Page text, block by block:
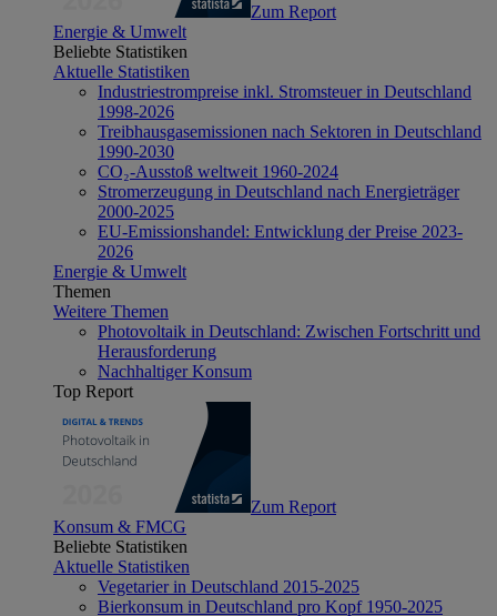
Zum Report
Energie & Umwelt
Beliebte Statistiken
Aktuelle Statistiken
Industriestrompreise inkl. Stromsteuer in Deutschland
1998-2026
Treibhausgasemissionen nach Sektoren in Deutschland
1990-2030
CO₂-Ausstoß weltweit 1960-2024
Stromerzeugung in Deutschland nach Energieträger
2000-2025
EU-Emissionshandel: Entwicklung der Preise 2023-
2026
Energie & Umwelt
Themen
Weitere Themen
Photovoltaik in Deutschland: Zwischen Fortschritt und
Herausforderung
Nachhaltiger Konsum
Top Report
Zum Report
Konsum & FMCG
Beliebte Statistiken
Aktuelle Statistiken
Vegetarier in Deutschland 2015-2025
Bierkonsum in Deutschland pro Kopf 1950-2025